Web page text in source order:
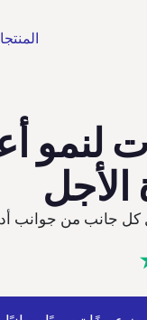
لنمو
الأجل
كل جانب من جوانب